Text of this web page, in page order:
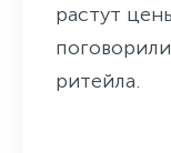
растут
ритейла.